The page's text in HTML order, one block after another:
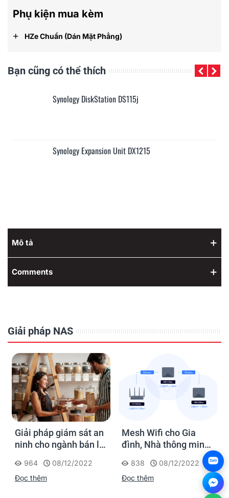
Phụ kiện mua kèm
+ HZe Chuẩn (dán Mặt Phẳng)
Bạn cũng có thể thích
Synology DiskStation DS115j
Synology Expansion Unit DX1215
Mô tả
Comments
Giải pháp NAS
Giải pháp giám sát an
ninh cho ngành bán lẻ
964
08/12/2022
Đọc thêm
Mesh Wifi cho Gia
đình, Nhà thông minh
Smart Home và Văn
phòng nhỏ
838
08/12/2022
Đọc thêm
Zalo